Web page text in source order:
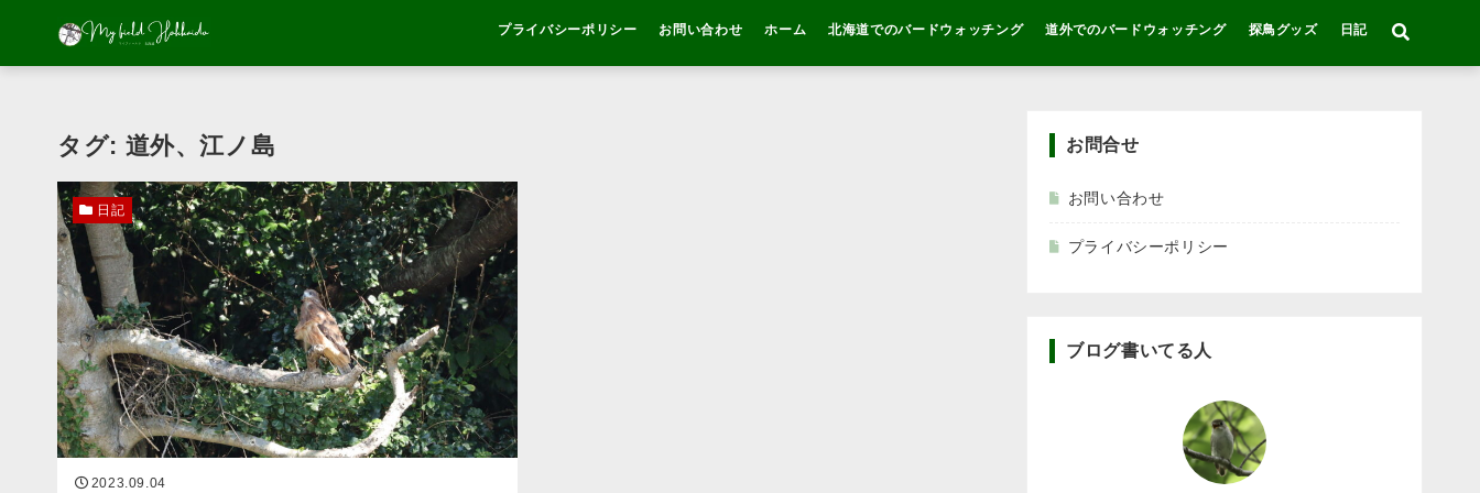
プライバシーポリシー お問い合わせ ホーム 北海道でのバードウォッチング 道外でのバードウォッチング 探鳥グッズ 日記
タグ: 道外、江ノ島
2023.09.04
日記
お問合せ
お問い合わせ
プライバシーポリシー
ブログ書いてる人